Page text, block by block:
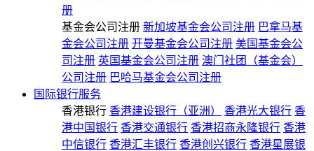
册
基金会公司注册 新加坡基金会公司注册 巴拿马基
金会公司注册 开曼基金会公司注册 美国基金会公
司注册 英国基金会公司注册 澳门社团（基金会）
公司注册 巴哈马基金会公司注册
国际银行服务
香港银行 香港建设银行（亚洲） 香港光大银行 香
港中国银行 香港交通银行 香港招商永隆银行 香港
中信银行 香港汇丰银行 香港创兴银行 香港星展银